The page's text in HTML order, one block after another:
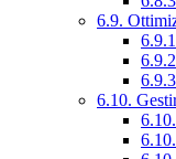
6.9.
6.10.